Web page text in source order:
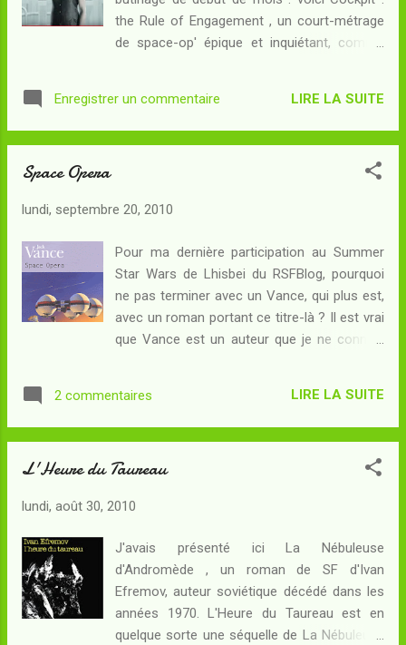
l'héritier. Alors, quand par un concours de
circonstances le jeune homme se voit
contraint à fuir à bord d'un vaisseau promis
piégé dans le corps d'un chat et d'une
the Rule of Engagement , un court-métrage
de space-op' épique et inquiétant, comme
ennemi extraterrestre capable d'imposer sa
volonté à l'esprit humain. Si la flotte des
maintenir à distance et peut-être de les
s'approche trop près d'un être humain pour
soldats ont l'ordre de s'éjecter de leurs
vaisseaux en cas de contact - la mort étant
la seule façon d'échapper à la corruption.
Mais que doit faire un commandant de
vaisseau en cas de doute quant à la sincérité
personnelle : je serai indisponible pendant
Enregistrer un commentaire LIRE LA SUITE
Space Opera
lundi, septembre 20, 2010
Pour ma dernière participation au Summer
Star Wars de Lhisbei du RSFBlog, pourquoi
ne pas terminer avec un Vance, qui plus est,
avec un roman portant ce titre-là ? Il est vrai
que Vance est un auteur que je ne connais
Résumé : Dame Isabel Grayce est une riche
mécène quelque peu excentrique. Dans un
permettent à la Terre de découvrir les talents
Compagnie de Rlaru est une troupe de
Terre. Dame Isabel, suite à l'une de leurs
représentations, décide, au grand dam de
son neveu Roger, de monter une expédition
spatiale vers Rlaru afin de faire découvrir la
2 commentaires LIRE LA SUITE
L'Heure du Taureau
lundi, août 30, 2010
J'avais présenté ici La Nébuleuse
d'Andromède , un roman de SF d'Ivan
Efremov, auteur soviétique décédé dans les
années 1970. L'Heure du Taureau est en
quelque sorte une séquelle de La Nébuleuse